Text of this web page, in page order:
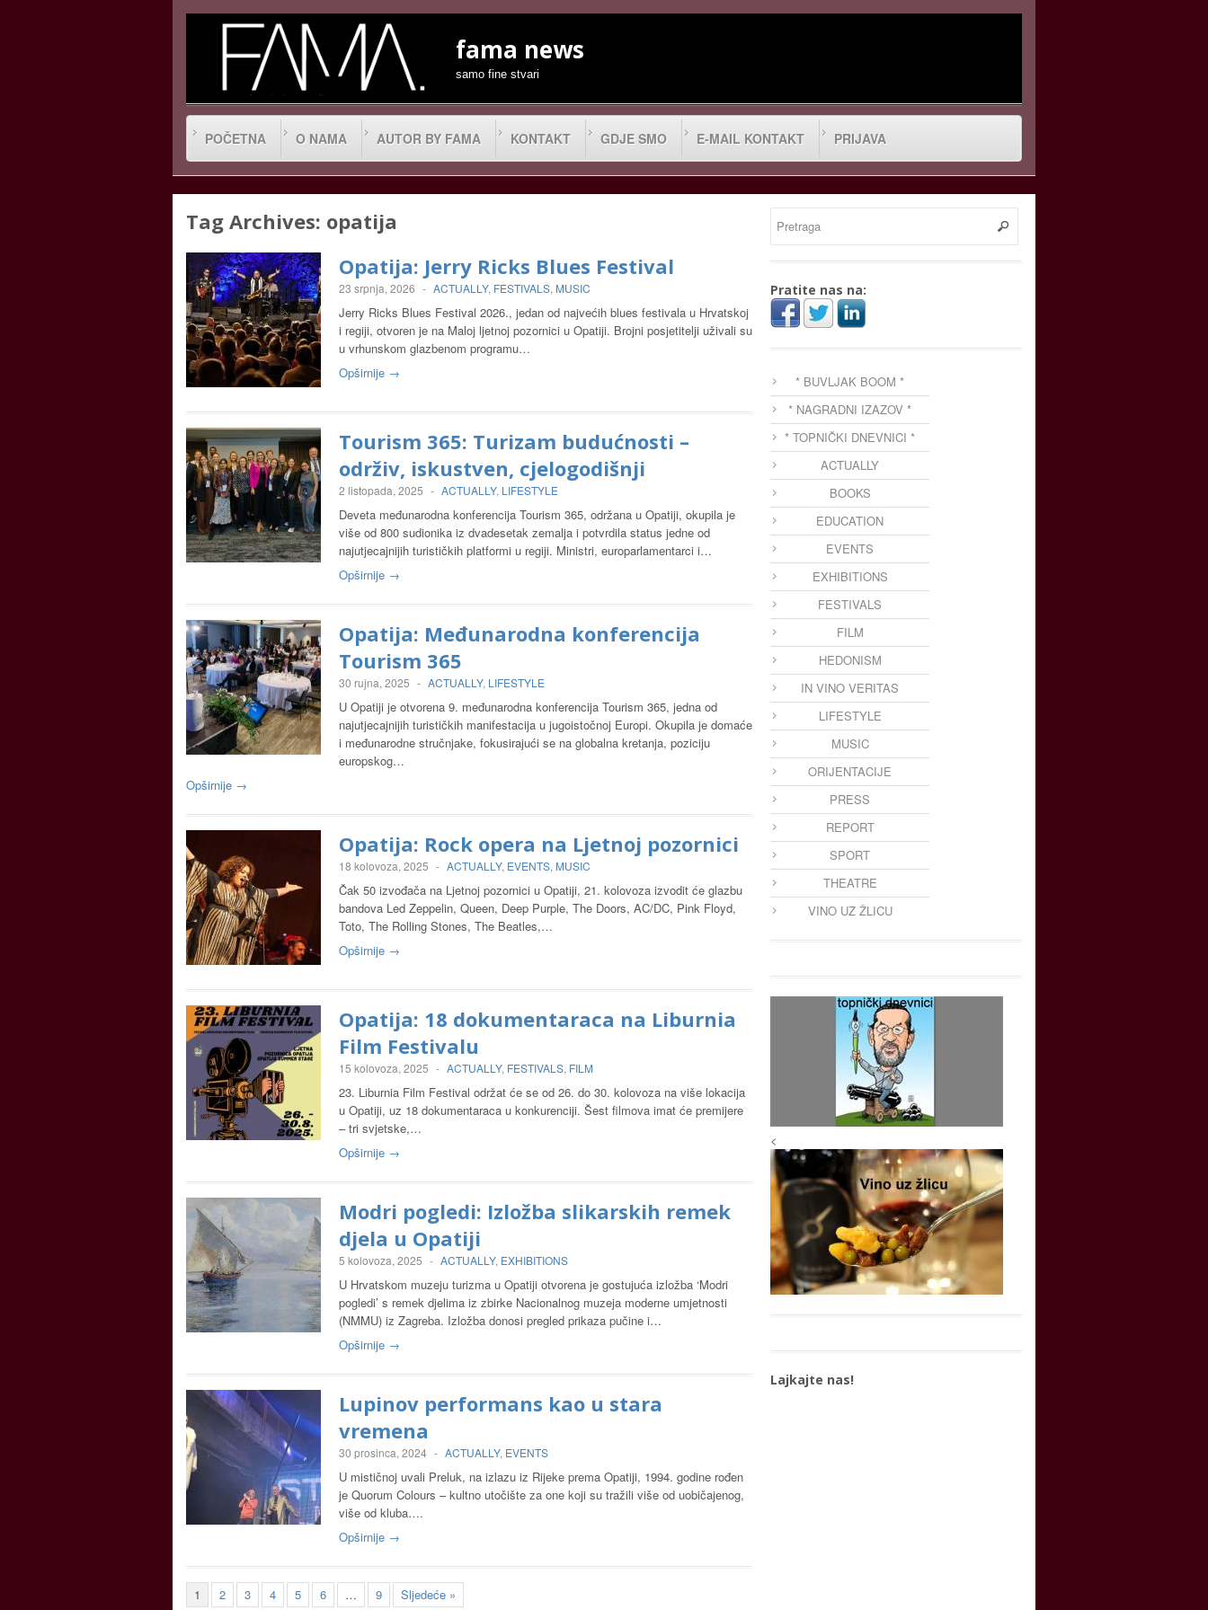
fama news
samo fine stvari
POČETNA O NAMA AUTOR BY FAMA KONTAKT GDJE SMO E-MAIL KONTAKT PRIJAVA
Tag Archives: opatija
Opatija: Jerry Ricks Blues Festival
23 srpnja, 2026 - ACTUALLY, FESTIVALS, MUSIC
Jerry Ricks Blues Festival 2026., jedan od najvećih blues festivala u Hrvatskoj
i regiji, otvoren je na Maloj ljetnoj pozornici u Opatiji. Brojni posjetitelji uživali su
u vrhunskom glazbenom programu…
Opširnije →
Tourism 365: Turizam budućnosti –
održiv, iskustven, cjelogodišnji
2 listopada, 2025 - ACTUALLY, LIFESTYLE
Deveta međunarodna konferencija Tourism 365, održana u Opatiji, okupila je
više od 800 sudionika iz dvadesetak zemalja i potvrdila status jedne od
najutjecajnijih turističkih platformi u regiji. Ministri, europarlamentarci i…
Opširnije →
Opatija: Međunarodna konferencija
Tourism 365
30 rujna, 2025 - ACTUALLY, LIFESTYLE
U Opatiji je otvorena 9. međunarodna konferencija Tourism 365, jedna od
najutjecajnijih turističkih manifestacija u jugoistočnoj Europi. Okupila je domaće
i međunarodne stručnjake, fokusirajući se na globalna kretanja, poziciju
europskog…
Opširnije →
Opatija: Rock opera na Ljetnoj pozornici
18 kolovoza, 2025 - ACTUALLY, EVENTS, MUSIC
Čak 50 izvođača na Ljetnoj pozornici u Opatiji, 21. kolovoza izvodit će glazbu
bandova Led Zeppelin, Queen, Deep Purple, The Doors, AC/DC, Pink Floyd,
Toto, The Rolling Stones, The Beatles,…
Opširnije →
Opatija: 18 dokumentaraca na Liburnia
Film Festivalu
15 kolovoza, 2025 - ACTUALLY, FESTIVALS, FILM
23. Liburnia Film Festival održat će se od 26. do 30. kolovoza na više lokacija
u Opatiji, uz 18 dokumentaraca u konkurenciji. Šest filmova imat će premijere
– tri svjetske,…
Opširnije →
Modri pogledi: Izložba slikarskih remek
djela u Opatiji
5 kolovoza, 2025 - ACTUALLY, EXHIBITIONS
U Hrvatskom muzeju turizma u Opatiji otvorena je gostujuća izložba ‘Modri
pogledi’ s remek djelima iz zbirke Nacionalnog muzeja moderne umjetnosti
(NMMU) iz Zagreba. Izložba donosi pregled prikaza pučine i…
Opširnije →
Lupinov performans kao u stara
vremena
30 prosinca, 2024 - ACTUALLY, EVENTS
U mističnoj uvali Preluk, na izlazu iz Rijeke prema Opatiji, 1994. godine rođen
je Quorum Colours – kultno utočište za one koji su tražili više od uobičajenog,
više od kluba….
Opširnije →
1 2 3 4 5 6 … 9 Sljedeće »
Pratite nas na:
* BUVLJAK BOOM *
* NAGRADNI IZAZOV *
* TOPNIČKI DNEVNICI *
ACTUALLY
BOOKS
EDUCATION
EVENTS
EXHIBITIONS
FESTIVALS
FILM
HEDONISM
IN VINO VERITAS
LIFESTYLE
MUSIC
ORIJENTACIJE
PRESS
REPORT
SPORT
THEATRE
VINO UZ ŽLICU
<
Lajkajte nas!